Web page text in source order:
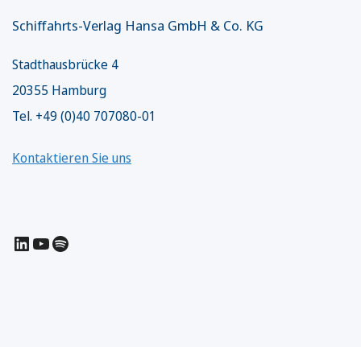
Schiffahrts-Verlag Hansa GmbH & Co. KG
Stadthausbrücke 4
20355 Hamburg
Tel. +49 (0)40 707080-01
Kontaktieren Sie uns
LinkedIn
YouTube
Spotify